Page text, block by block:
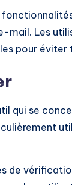
mail. Les
pour éviter
qui se
de